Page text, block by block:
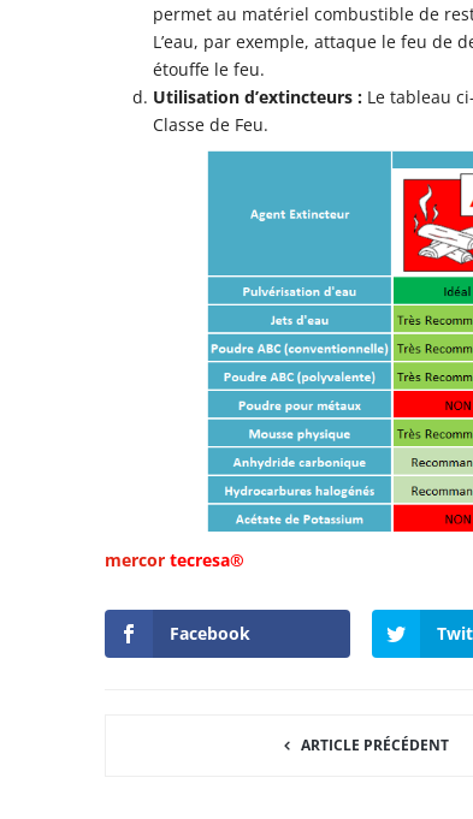
permet au matériel combustible de
L’eau, par exemple, attaque le feu de
étouffe le feu.
Utilisation d’extincteurs : Le tableau
Classe de Feu.
mercor tecresa®
Facebook
ARTICLE PRÉCÉDENT